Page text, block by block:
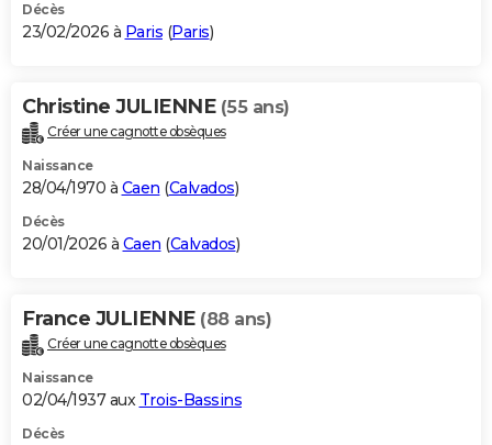
Décès
23/02/2026 à Paris (Paris)
Christine JULIENNE (55 ans)
Créer une cagnotte obsèques
Naissance
28/04/1970 à Caen (Calvados)
Décès
20/01/2026 à Caen (Calvados)
France JULIENNE (88 ans)
Créer une cagnotte obsèques
Naissance
02/04/1937 aux Trois-Bassins
Décès